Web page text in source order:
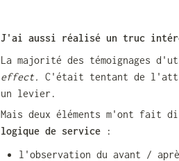
J'ai aussi réalisé un truc
La majorité des témoignages
effect. C'était tentant de
un levier.
Mais deux éléments m'ont fait
logique de service :
l'observation du avant /